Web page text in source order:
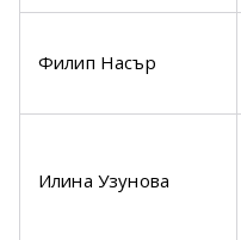
Филип Насър
Илина Узунова